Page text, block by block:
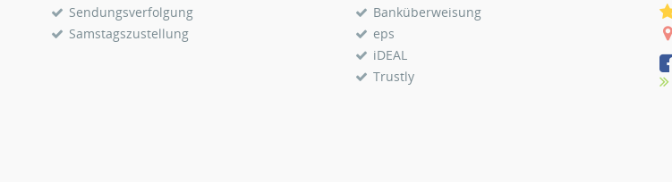
Sendungsverfolgung
Samstagszustellung
Banküberweisung
eps
iDEAL
Trustly